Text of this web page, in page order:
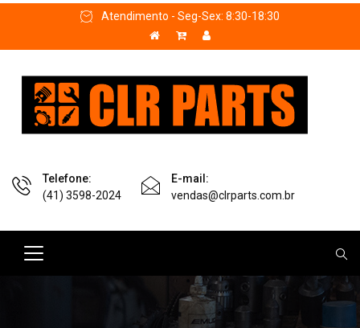
Atendimento - Seg-Sex: 8:30-18:30
Telefone:
(41) 3598-2024
E-mail:
vendas@clrparts.com.br